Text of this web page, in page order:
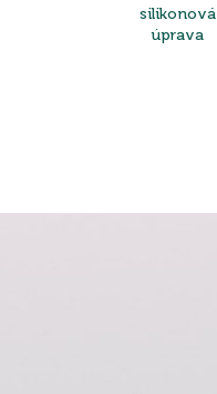
silikonová
úprava